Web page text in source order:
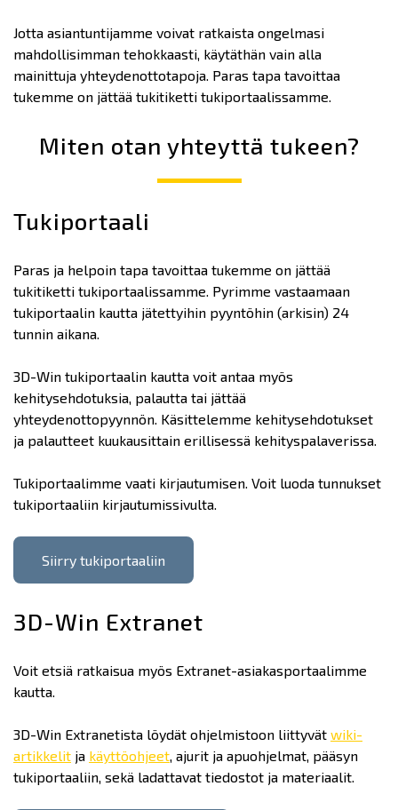
Jotta asiantuntijamme voivat ratkaista ongelmasi
mahdollisimman tehokkaasti, käytäthän vain alla
mainittuja yhteydenottotapoja. Paras tapa tavoittaa
tukemme on jättää tukitiketti tukiportaalissamme.
Miten otan yhteyttä tukeen?
Tukiportaali
Paras ja helpoin tapa tavoittaa tukemme on jättää
tukitiketti tukiportaalissamme. Pyrimme vastaamaan
tukiportaalin kautta jätettyihin pyyntöhin (arkisin) 24
tunnin aikana.
3D-Win tukiportaalin kautta voit antaa myös
kehitysehdotuksia, palautta tai jättää
yhteydenottopyynnön. Käsittelemme kehitysehdotukset
ja palautteet kuukausittain erillisessä kehityspalaverissa.
Tukiportaalimme vaati kirjautumisen. Voit luoda tunnukset
tukiportaaliin kirjautumissivulta.
Siirry tukiportaaliin
3D-Win Extranet
Voit etsiä ratkaisua myös Extranet-asiakasportaalimme
kautta.
3D-Win Extranetista löydät ohjelmistoon liittyvät wiki-
artikkelit ja käyttöohjeet, ajurit ja apuohjelmat, pääsyn
tukiportaaliin, sekä ladattavat tiedostot ja materiaalit.